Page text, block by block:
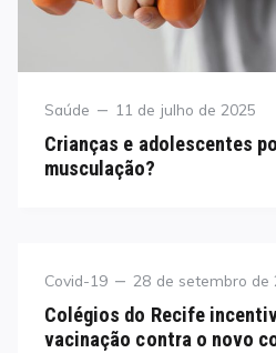
Category
Saúde
Posted
11 de julho de 2025
Crianças e adolescentes
musculação?
Category
Covid-19
Posted
28 de setembro de
Colégios do Recife
vacinação contra o novo